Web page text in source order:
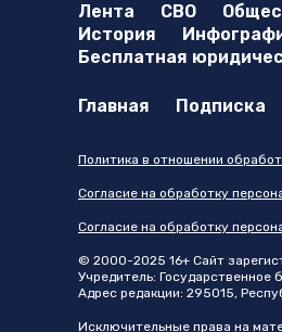
Лента СВО
История
Бесплатная
Главная Подписка
Политика в отношении
Согласие на обработку
Согласие на обработку
© 2000-2025 16+ Сайт
Учредитель: Государственное
Адрес редакции: 295015,
Исключительные права на